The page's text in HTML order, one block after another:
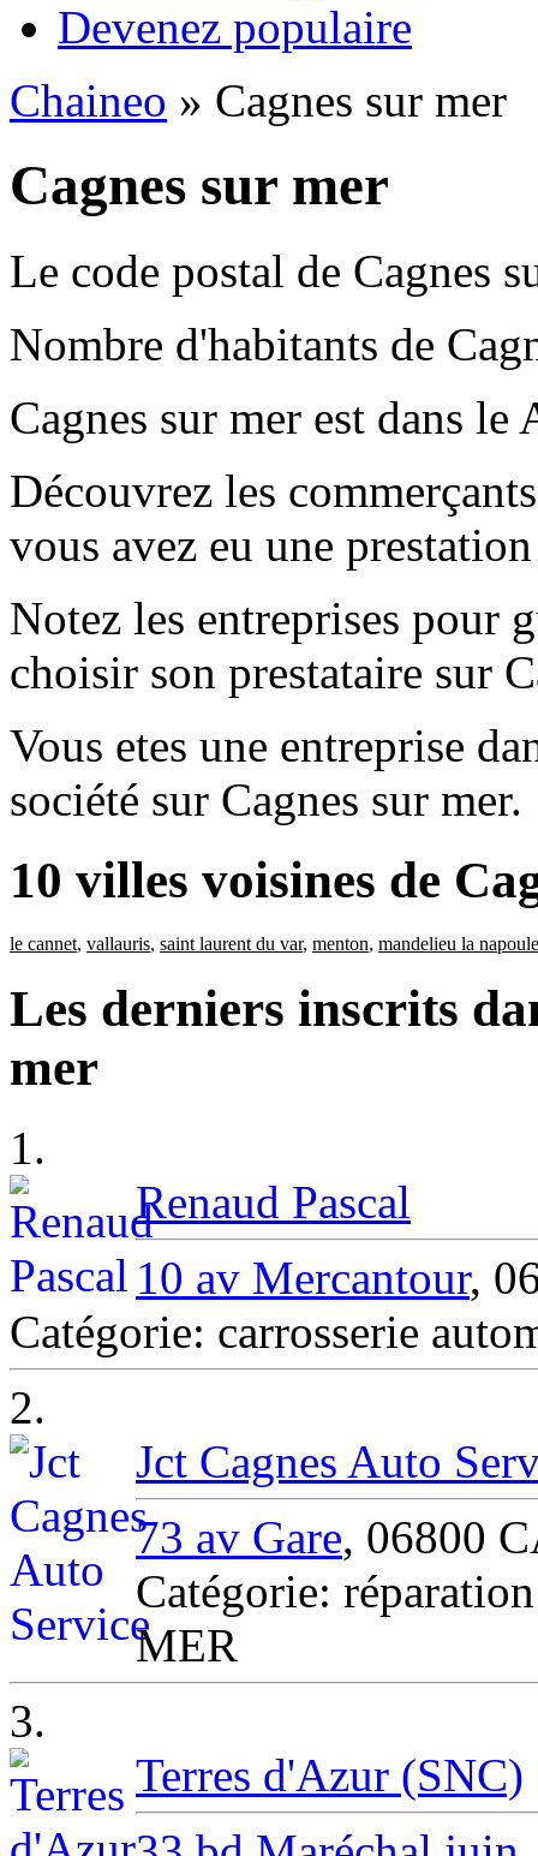
Devenez populaire
Chaineo » Cagnes sur mer
Cagnes sur mer
Le code postal de Cagnes
Nombre d'habitants de
Cagnes sur mer est dans
Découvrez les
vous avez eu une
Notez les entreprises pour
choisir son prestataire sur
Vous etes une entreprise
société sur Cagnes sur mer.
10 villes voisines de
le cannet, vallauris, saint laurent du var, menton, mandelieu la napoule
Les derniers inscrits
mer
1.
Renaud Pascal
10 av Mercantour,
Catégorie: carrosserie
2.
Jct Cagnes Auto
73 av Gare, 06800
Catégorie:
MER
3.
Terres d'Azur (SNC)